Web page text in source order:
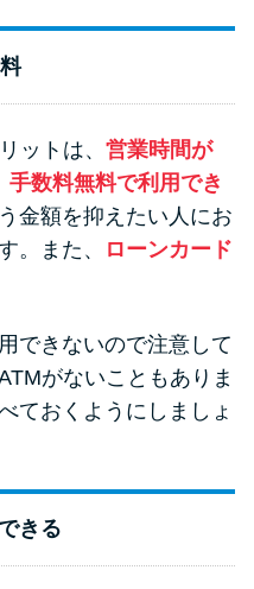
ットは、 営業時間が
手数料無料で利用でき
金額を抑えたい人にお
。また、
ローンカード
できないので注意して
がないこともありま
ておくようにしましょ
きる